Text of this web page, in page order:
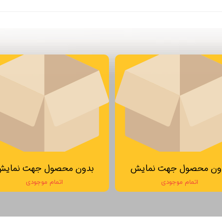
بدون محصول جهت
اتمام موجودی
محصول جهت نمایش
اتمام موجودی